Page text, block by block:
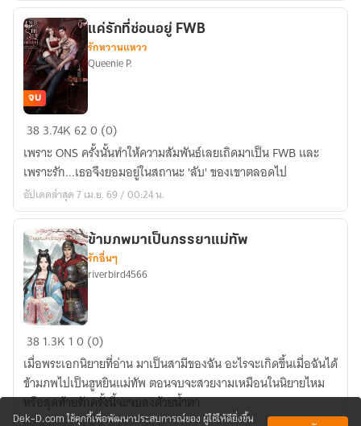
แค่
ที่
ซ่อน
อยู่
FWB
จบ
แค่รักที่ซ่อนอยู่ FWB
รักหวานแหวว
Queenie P.
383.74K620 (0)
เพราะ ONS ครั้งนั้นทำให้ความสัมพันธ์เลยเถิดมาเป็น FWB และ
เพราะรัก...เธอจึงยอมอยู่ในสถานะ 'ลับ' ของเขาตลอดไป
อัปเดตล่าสุด 7 เม.ย. 69 / 00:24 น.
ข้าม
ภพ
มา
เป็น
ภรรยา
ข้ามภพมาเป็นภรรยาแม่ทัพ
รักอื่นๆ
riverbird4566
381.3K 10 (0)
เมื่อพระเอกนิยายที่อ่าน มาเป็นสามีของฉัน อะไรจะเกิดขึ้นเมื่อฉันได้
ข้ามภพไปเป็นฮูหยินแม่ทัพ ตอนจบจะสวยงามเหมือนในนิยายไหม
หรือสุดท้ายรักครั้งนี้จะจบลงด้วยน้ำตา
Dek-D.com ใช้คุกกี้เพื่อพัฒนาประสบการณ์ของ ผู้ใช้ให้ดียิ่งขึ้น